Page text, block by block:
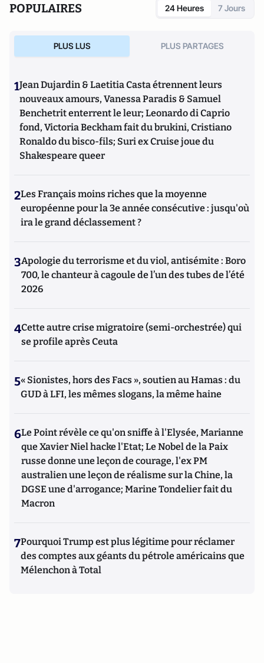
POPULAIRES 24 Heures 7 Jours
PLUS LUS PLUS PARTAGES
1Jean Dujardin & Laetitia Casta étrennent leurs
nouveaux amours, Vanessa Paradis & Samuel
Benchetrit enterrent le leur; Leonardo di Caprio
fond, Victoria Beckham fait du brukini, Cristiano
Ronaldo du bisco-fils; Suri ex Cruise joue du
Shakespeare queer
2Les Français moins riches que la moyenne
européenne pour la 3e année consécutive : jusqu'où
ira le grand déclassement ?
3Apologie du terrorisme et du viol, antisémite : Boro
700, le chanteur à cagoule de l’un des tubes de l’été
2026
4Cette autre crise migratoire (semi-orchestrée) qui
se profile après Ceuta
5« Sionistes, hors des Facs », soutien au Hamas : du
GUD à LFI, les mêmes slogans, la même haine
6Le Point révèle ce qu'on sniffe à l'Elysée, Marianne
que Xavier Niel hacke l'Etat; Le Nobel de la Paix
russe donne une leçon de courage, l'ex PM
australien une leçon de réalisme sur la Chine, la
DGSE une d'arrogance; Marine Tondelier fait du
Macron
7Pourquoi Trump est plus légitime pour réclamer
des comptes aux géants du pétrole américains que
Mélenchon à Total